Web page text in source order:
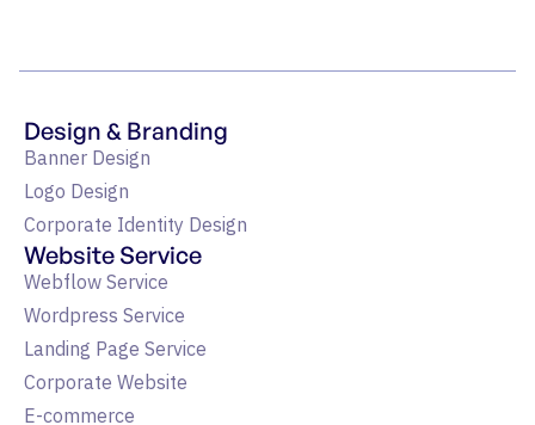
Design & Branding
Banner Design
Logo Design
Corporate Identity Design
Website Service
Webflow Service
Wordpress Service
Landing Page Service
Corporate Website
E-commerce